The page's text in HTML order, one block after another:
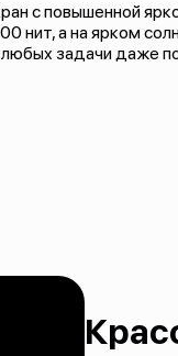
с повышенной
нит, а на ярком
задачи даже